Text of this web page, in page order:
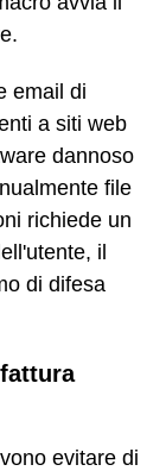
email di
a siti web
dannoso
file
richiede un
il
di difesa
evitare di